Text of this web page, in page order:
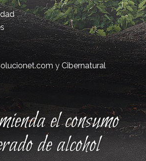
yCibernatural
el consumo
de alcohol